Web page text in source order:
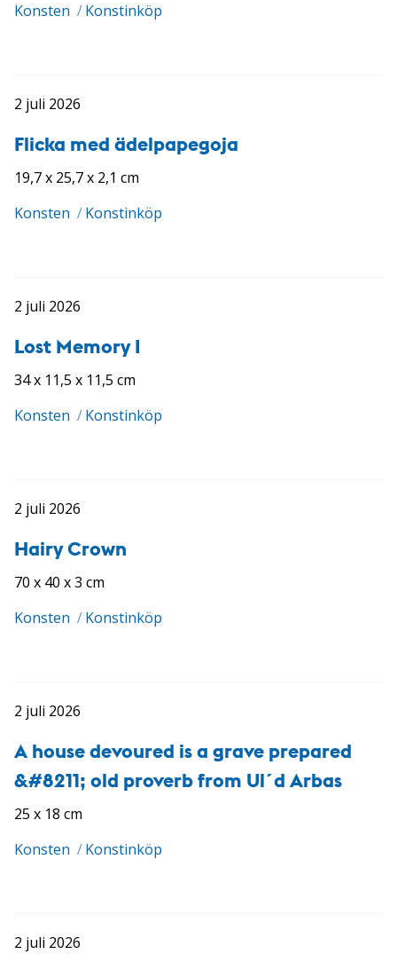
Konsten / Konstinköp
2 juli 2026
Flicka med ädelpapegoja
19,7 x 25,7 x 2,1 cm
Konsten / Konstinköp
2 juli 2026
Lost Memory I
34 x 11,5 x 11,5 cm
Konsten / Konstinköp
2 juli 2026
Hairy Crown
70 x 40 x 3 cm
Konsten / Konstinköp
2 juli 2026
A house devoured is a grave prepared
&#8211; old proverb from Ul´d Arbas
25 x 18 cm
Konsten / Konstinköp
2 juli 2026